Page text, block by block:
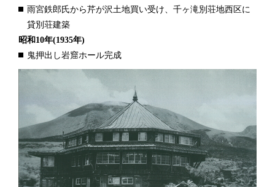
雨宮鉄郎氏から芹が沢土地買い受け、千ヶ滝別荘地西区に
貸別荘建築
昭和10年(1935年)
鬼押出し岩窟ホール完成